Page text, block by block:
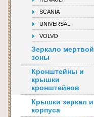
SCANIA
UNIVERSAL
VOLVO
Зеркало мертвой
зоны
Кронштейны и
крышки
кронштейнов
Крышки зеркал и
корпуса